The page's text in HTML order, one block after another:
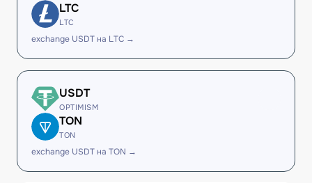
LTC
LTC
exchange USDT на LTC →
USDT
OPTIMISM
TON
TON
exchange USDT на TON →